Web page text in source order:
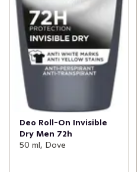
Deo Roll-On Invisible
Dry Men 72h
50 ml, Dove